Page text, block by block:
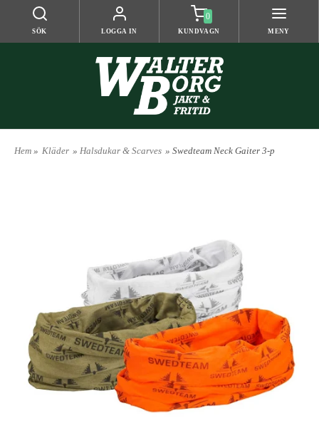
SÖK LOGGA IN
0
KUNDVAGN MENY
Hem » Kläder » Halsdukar & Scarves » Swedteam Neck Gaiter 3-p